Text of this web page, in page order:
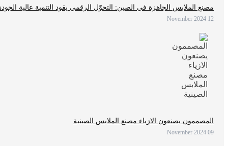
مصنع الملابس الجاهزة في الصين: التحوّل الرقمي يقود التنمية عالية
12 November 2024
المصممون يصنعون الازياء مصنع الملابس الصينية
09 November 2024